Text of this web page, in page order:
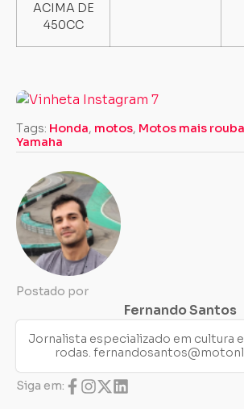
ACIMA DE
450CC
Tags: Honda, motos, Motos mais
Yamaha
Postado por
Fernando Santos
Jornalista especializado em cultura
rodas.
Siga em: